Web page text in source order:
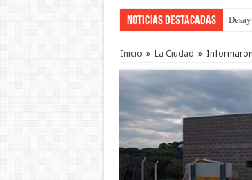
Noticias Destacadas “La
Inicio » La Ciudad » Informaron